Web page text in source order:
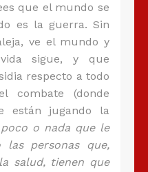
que el mundo se
es la guerra. Sin
ve el mundo y
sigue, y que
respecto a todo
combate (donde
están jugando la
o nada que le
las personas que,
salud, tienen que